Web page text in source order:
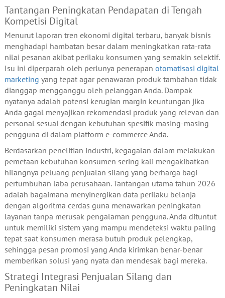
Tantangan Peningkatan Pendapatan di Tengah
Kompetisi Digital
Menurut laporan tren ekonomi digital terbaru, banyak bisnis
menghadapi hambatan besar dalam meningkatkan rata-rata
nilai pesanan akibat perilaku konsumen yang semakin selektif.
Isu ini diperparah oleh perlunya penerapan otomatisasi digital
marketing yang tepat agar penawaran produk tambahan tidak
dianggap mengganggu oleh pelanggan Anda. Dampak
nyatanya adalah potensi kerugian margin keuntungan jika
Anda gagal menyajikan rekomendasi produk yang relevan dan
personal sesuai dengan kebutuhan spesifik masing-masing
pengguna di dalam platform e-commerce Anda.
Berdasarkan penelitian industri, kegagalan dalam melakukan
pemetaan kebutuhan konsumen sering kali mengakibatkan
hilangnya peluang penjualan silang yang berharga bagi
pertumbuhan laba perusahaan. Tantangan utama tahun 2026
adalah bagaimana menyinergikan data perilaku belanja
dengan algoritma cerdas guna menawarkan peningkatan
layanan tanpa merusak pengalaman pengguna. Anda dituntut
untuk memiliki sistem yang mampu mendeteksi waktu paling
tepat saat konsumen merasa butuh produk pelengkap,
sehingga pesan promosi yang Anda kirimkan benar-benar
memberikan solusi yang nyata dan mendesak bagi mereka.
Strategi Integrasi Penjualan Silang dan
Peningkatan Nilai